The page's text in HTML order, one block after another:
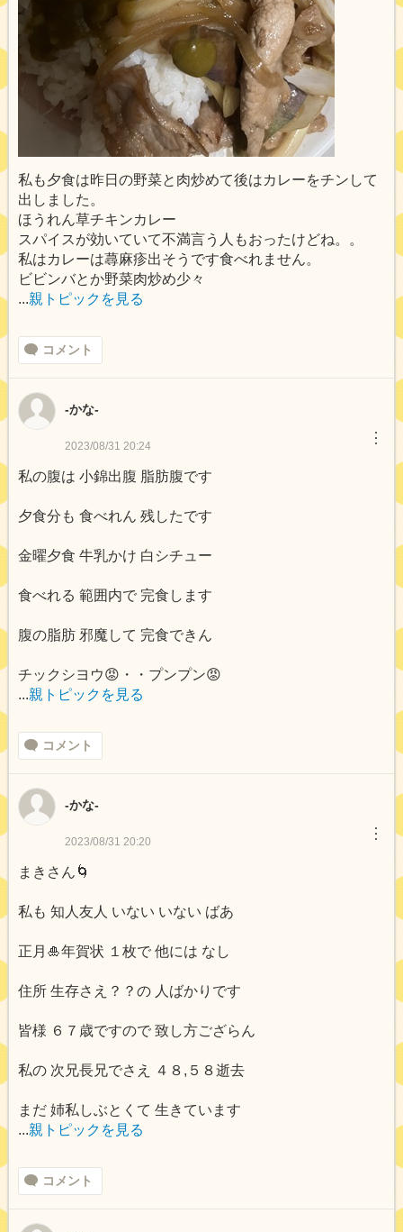
私も夕食は昨日の野菜と肉炒めて後はカレーをチンして
出しました。
ほうれん草チキンカレー
スパイスが効いていて不満言う人もおったけどね。。
私はカレーは蕁麻疹出そうです食べれません。
ビビンバとか野菜肉炒め少々
...親トピックを見る
コメント
-かな-
2023/08/31 20:24 ︙
私の腹は 小錦出腹 脂肪腹です
夕食分も 食べれん 残したです
金曜夕食 牛乳かけ 白シチュー
食べれる 範囲内で 完食します
腹の脂肪 邪魔して 完食できん
チックシヨウ😡・・プンプン😡
...親トピックを見る
コメント
-かな-
2023/08/31 20:20 ︙
まきさん🌀
私も 知人友人 いない いない ばあ
正月🎍年賀状 １枚で 他には なし
住所 生存さえ？？の 人ばかりです
皆様 ６７歳ですので 致し方ござらん
私の 次兄長兄でさえ ４８,５８逝去
まだ 姉私しぶとくて 生きています
...親トピックを見る
コメント